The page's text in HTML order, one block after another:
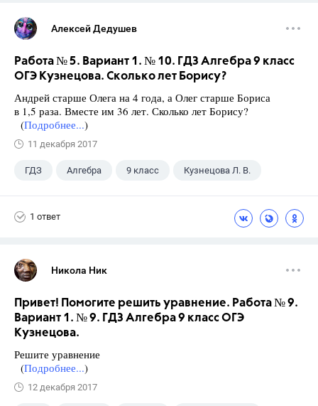
Алексей Дедушев
Работа № 5. Вариант 1. № 10. ГДЗ Алгебра 9 класс
ОГЭ Кузнецова. Сколько лет Борису?
Андрей старше Олега на 4 года, а Олег старше Бориса
в 1,5 раза. Вместе им 36 лет. Сколько лет Борису?
(Подробнее...)
11 декабря 2017
ГДЗ Алгебра 9 класс Кузнецова Л. В.
1 ответ
Никола Ник
Привет! Помогите решить уравнение. Работа № 9.
Вариант 1. № 9. ГДЗ Алгебра 9 класс ОГЭ
Кузнецова.
Решите уравнение
(Подробнее...)
12 декабря 2017